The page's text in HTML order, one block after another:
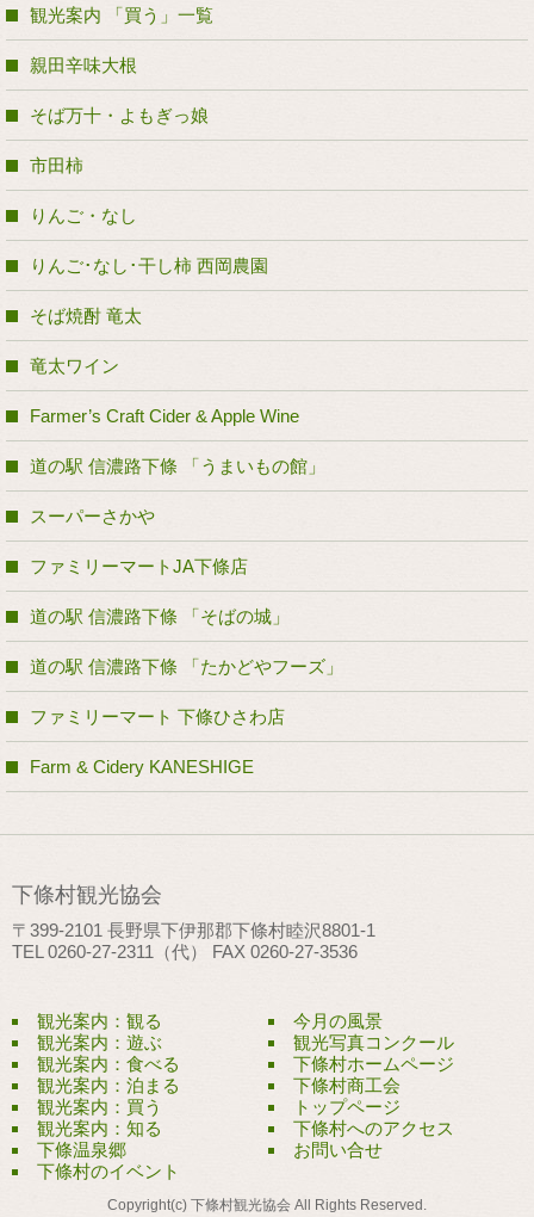
観光案内 「買う」一覧
親田辛味大根
そば万十・よもぎっ娘
市田柿
りんご・なし
りんご･なし･干し柿 西岡農園
そば焼酎 竜太
竜太ワイン
Farmer’s Craft Cider & Apple Wine
道の駅 信濃路下條 「うまいもの館」
スーパーさかや
ファミリーマートJA下條店
道の駅 信濃路下條 「そばの城」
道の駅 信濃路下條 「たかどやフーズ」
ファミリーマート 下條ひさわ店
Farm & Cidery KANESHIGE
下條村観光協会
〒399-2101 長野県下伊那郡下條村睦沢8801-1
TEL 0260-27-2311（代） FAX 0260-27-3536
観光案内：観る
観光案内：遊ぶ
観光案内：食べる
観光案内：泊まる
観光案内：買う
観光案内：知る
下條温泉郷
下條村のイベント
今月の風景
観光写真コンクール
下條村ホームページ
下條村商工会
トップページ
下條村へのアクセス
お問い合せ
Copyright(c) 下條村観光協会 All Rights Reserved.